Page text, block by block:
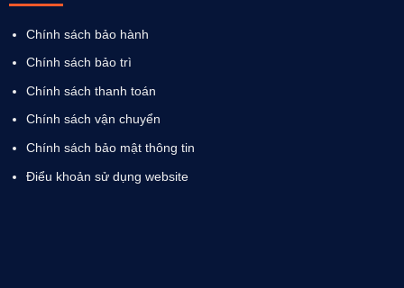
Chính sách bảo hành
Chính sách bảo trì
Chính sách thanh toán
Chính sách vận chuyển
Chính sách bảo mật thông tin
Điểu khoản sử dụng website